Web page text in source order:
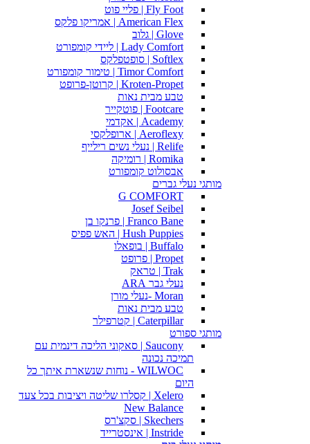
Fly Foot | פליי פוט
American Flex | אמריקו פלקס
Glove | גלוב
Lady Comfort | ליידי קומפורט
Softlex | סופטפלקס
Timor Comfort | טימור קומפורט
Kroten-Propet | קרוטן-פרופט
טבע מבית נאות
Footcare | פוטקייר
Academy | אקדמי
Aeroflexy | ארופלקסי
Relife | נעלי נשים רילייף
Romika | רומיקה
אבסולוט קומפורט
מותגי נעלי גברים
G COMFORT
Josef Seibel
Franco Bane | פרנקו בן
Hush Puppies | האש פפיס
Buffalo | בופאלו
Propet | פרופט
Trak | טראק
נעלי גבר ARA
Moran -נעלי מורן
טבע מבית נאות
Caterpillar | קטרפילר
מותגי ספורט
Saucony | סאקוני הליכה דינמית עם
תמיכה נכונה
WILWOC - נוחות שנשארת איתך כל
היום
Xelero | קסלרו שליטה ויציבות בכל צעד
New Balance
Skechers | סקצ'רס
Instride | אינסטרייד